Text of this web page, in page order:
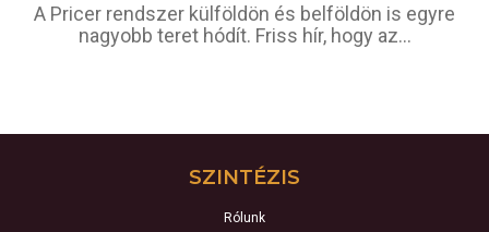
A Pricer rendszer külföldön és belföldön is egyre
nagyobb teret hódít. Friss hír, hogy az...
SZINTÉZIS
Rólunk